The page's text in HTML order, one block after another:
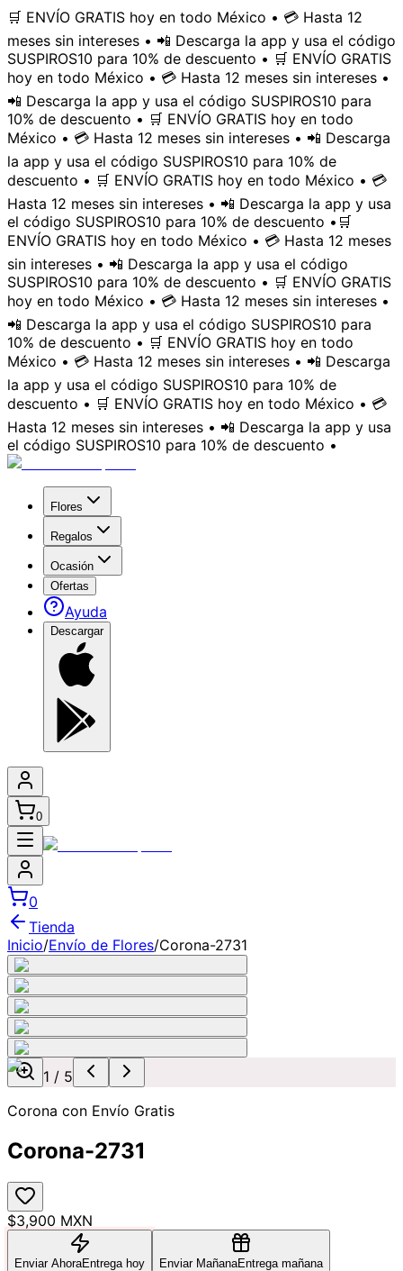
🛒 ENVÍO GRATIS hoy en todo México • 💳 Hasta 12
meses sin intereses • 📲 Descarga la app y usa el código
SUSPIROS10 para 10% de descuento • 🛒 ENVÍO GRATIS
hoy en todo México • 💳 Hasta 12 meses sin intereses •
📲 Descarga la app y usa el código SUSPIROS10 para
10% de descuento • 🛒 ENVÍO GRATIS hoy en todo
México • 💳 Hasta 12 meses sin intereses • 📲 Descarga
la app y usa el código SUSPIROS10 para 10% de
descuento • 🛒 ENVÍO GRATIS hoy en todo México • 💳
Hasta 12 meses sin intereses • 📲 Descarga la app y usa
el código SUSPIROS10 para 10% de descuento • 🛒
ENVÍO GRATIS hoy en todo México • 💳 Hasta 12 meses
sin intereses • 📲 Descarga la app y usa el código
SUSPIROS10 para 10% de descuento • 🛒 ENVÍO GRATIS
hoy en todo México • 💳 Hasta 12 meses sin intereses •
📲 Descarga la app y usa el código SUSPIROS10 para
10% de descuento • 🛒 ENVÍO GRATIS hoy en todo
México • 💳 Hasta 12 meses sin intereses • 📲 Descarga
la app y usa el código SUSPIROS10 para 10% de
descuento • 🛒 ENVÍO GRATIS hoy en todo México • 💳
Hasta 12 meses sin intereses • 📲 Descarga la app y usa
el código SUSPIROS10 para 10% de descuento •
Flores
Regalos
Ocasión
Ofertas
Ayuda
Descargar
0
0
Tienda
Inicio/Envío de Flores/Corona-2731
1 / 5
Corona con Envío Gratis
Corona-2731
$3,900 MXN
Enviar AhoraEntrega hoy Enviar MañanaEntrega mañana